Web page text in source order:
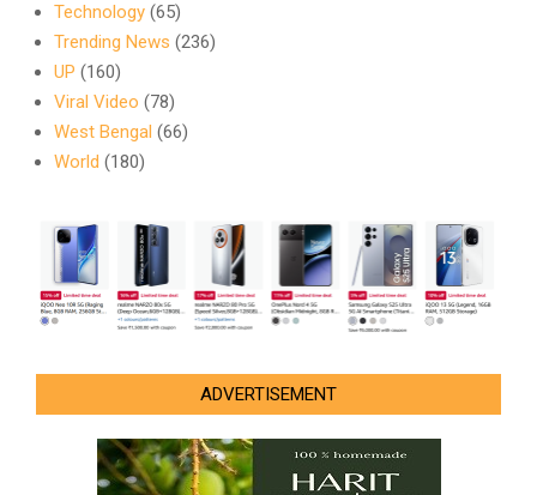
Technology (65)
Trending News (236)
UP (160)
Viral Video (78)
West Bengal (66)
World (180)
ADVERTISEMENT